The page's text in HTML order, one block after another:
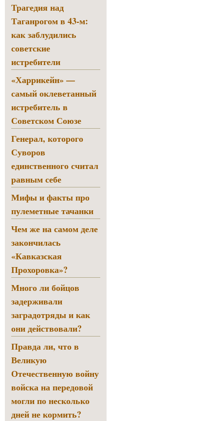
Трагедия над
Таганрогом в 43-м:
как заблудились
советские
истребители
«Харрикейн» —
самый оклеветанный
истребитель в
Советском Союзе
Генерал, которого
Суворов
единственного считал
равным себе
Мифы и факты про
пулеметные тачанки
Чем же на самом деле
закончилась
«Кавказская
Прохоровка»?
Много ли бойцов
задерживали
заградотряды и как
они действовали?
Правда ли, что в
Великую
Отечественную войну
войска на передовой
могли по несколько
дней не кормить?